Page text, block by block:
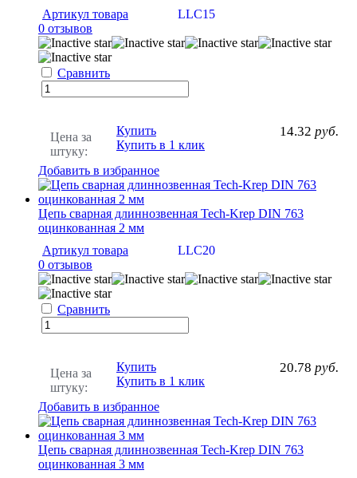
Артикул товара
LLC15
0 отзывов
Сравнить
Цена за
штуку:
14.32 руб.
Купить
Купить в 1 клик
Добавить в избранное
Цепь сварная длиннозвенная Tech-Krep DIN 763
оцинкованная 2 мм
Артикул товара
LLC20
0 отзывов
Сравнить
Цена за
штуку:
20.78 руб.
Купить
Купить в 1 клик
Добавить в избранное
Цепь сварная длиннозвенная Tech-Krep DIN 763
оцинкованная 3 мм